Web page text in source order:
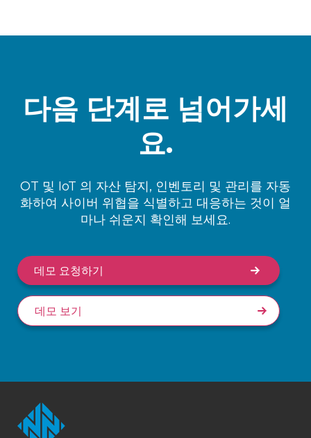
다음 단계로 넘어가세
요.
OT 및 IoT 의 자산 탐지, 인벤토리 및 관리를 자동
화하여 사이버 위협을 식별하고 대응하는 것이 얼
마나 쉬운지 확인해 보세요.
데모 요청하기
데모 보기